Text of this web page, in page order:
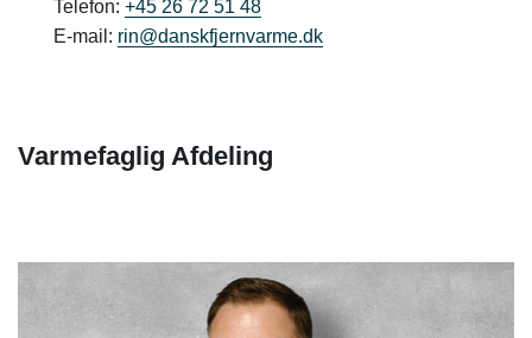
Telefon: +45 26 72 51 48
E-mail: rin@danskfjernvarme.dk
Varmefaglig Afdeling